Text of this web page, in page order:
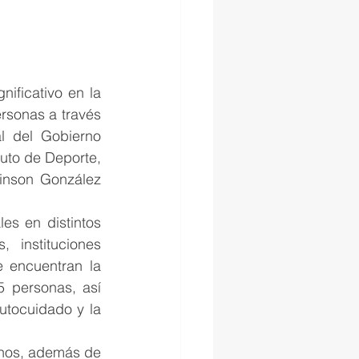
en la
a través
del Gobierno
de Deporte,
González
en distintos
instituciones
encuentran la
personas, así
y la
además de